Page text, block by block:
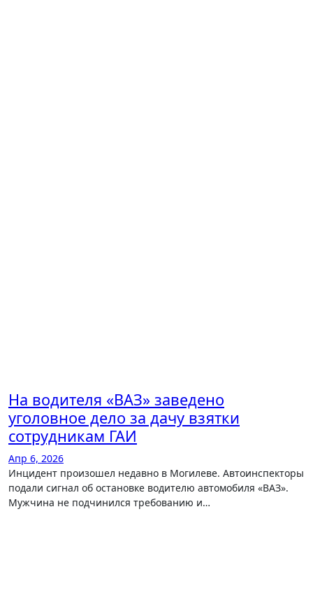
На водителя «ВАЗ» заведено
уголовное дело за дачу взятки
сотрудникам ГАИ
Апр 6, 2026
Инцидент произошел недавно в Могилеве. Автоинспекторы
подали сигнал об остановке водителю автомобиля «ВАЗ».
Мужчина не подчинился требованию и…